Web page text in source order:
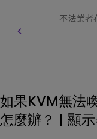
不法業者
如果KVM無法
怎麼辦？ | 顯